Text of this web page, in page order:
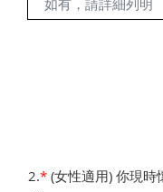
2.* (女性適用) 你現時